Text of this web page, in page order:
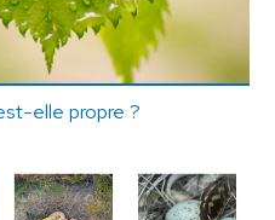
elle propre ?